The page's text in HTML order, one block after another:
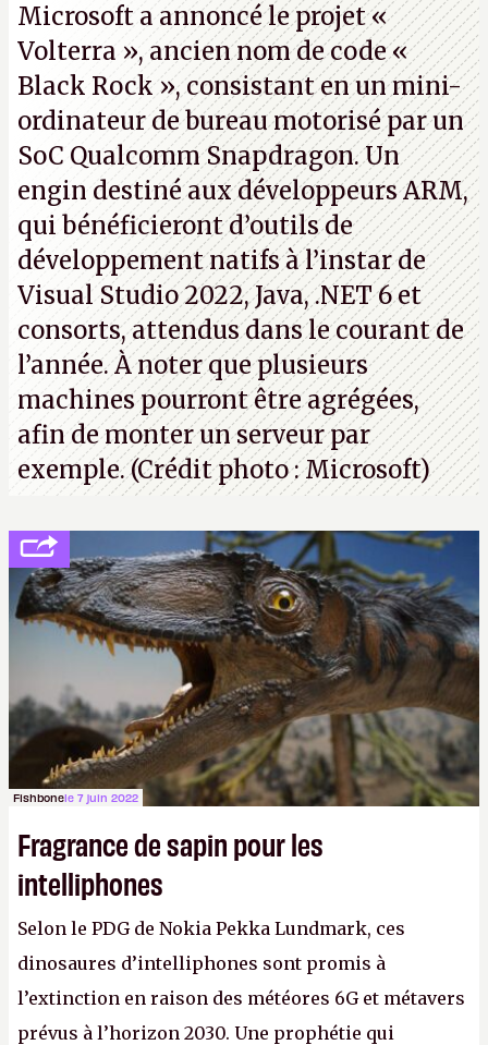
Microsoft a annoncé le projet «
Volterra », ancien nom de code «
Black Rock », consistant en un mini-
ordinateur de bureau motorisé par un
SoC Qualcomm Snapdragon. Un
engin destiné aux développeurs ARM,
qui bénéficieront d’outils de
développement natifs à l’instar de
Visual Studio 2022, Java, .NET 6 et
consorts, attendus dans le courant de
l’année. À noter que plusieurs
machines pourront être agrégées,
afin de monter un serveur par
exemple. (Crédit photo : Microsoft)
Fishbonele 7 juin 2022
Fragrance de sapin pour les
intelliphones
Selon le PDG de Nokia Pekka Lundmark, ces
dinosaures d’intelliphones sont promis à
l’extinction en raison des météores 6G et métavers
prévus à l’horizon 2030. Une prophétie qui